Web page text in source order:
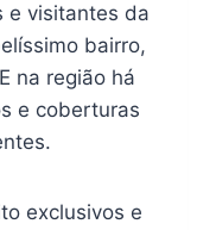
e visitantes da
bairro,
na região há
e coberturas
exclusivos e